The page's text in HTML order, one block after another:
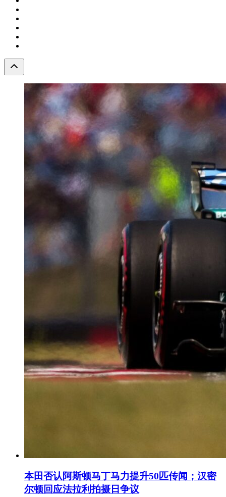
本田否认阿斯顿马丁马力提升50匹传闻；汉密
尔顿回应法拉利拍摄日争议